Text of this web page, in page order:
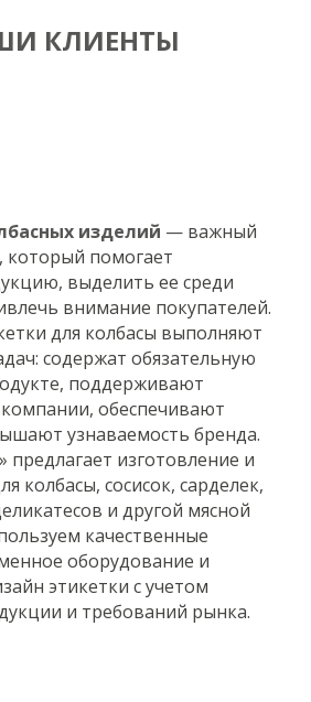
КЛИЕНТЫ
изделий — важный
который помогает
выделить ее среди
внимание покупателей.
для колбасы выполняют
содержат обязательную
поддерживают
обеспечивают
узнаваемость бренда.
предлагает изготовление и
колбасы, сосисок, сарделек,
и другой мясной
качественные
оборудование и
этикетки с учетом
и требований рынка.